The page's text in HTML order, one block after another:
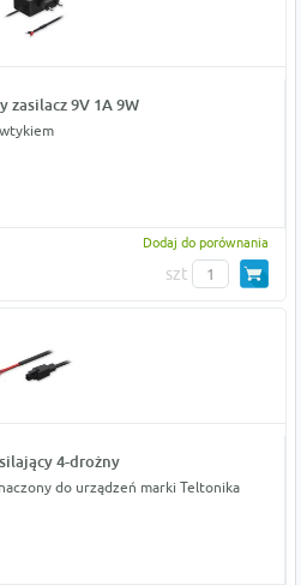
zasilacz 9V 1A 9W
Dodaj do porównania
szt
4-drożny
do urządzeń marki Teltonika